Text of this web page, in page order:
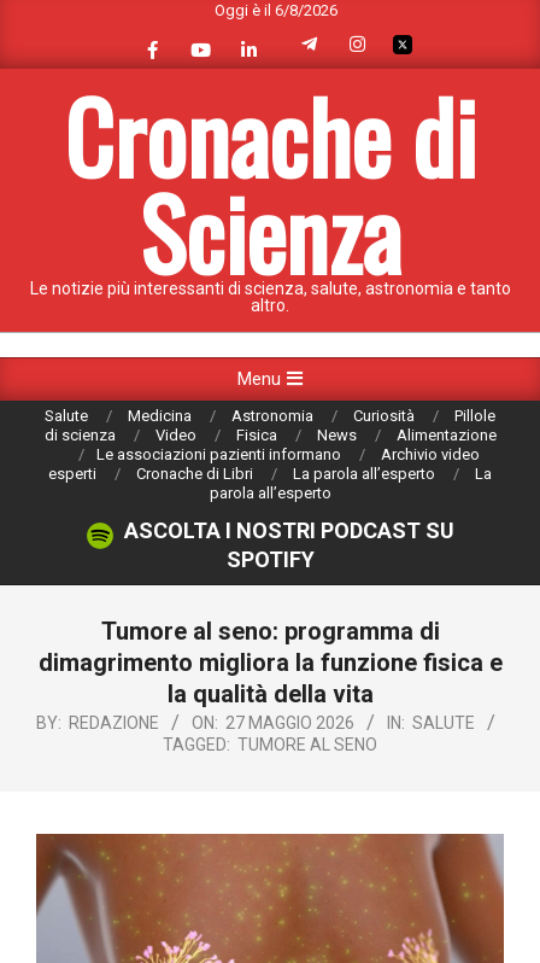
content
Oggi è il 6/8/2026
Cronache di
Scienza
Le notizie più interessanti di scienza, salute, astronomia e tanto
altro.
Navigation
Menu
Salute Medicina Astronomia Curiosità
Pillole
di scienza
Video Fisica News
Alimentazione
Le associazioni pazienti informano
Archivio video
esperti
Cronache di Libri La parola all’esperto
La
parola all’esperto
ASCOLTA I NOSTRI PODCAST SU
SPOTIFY
Tumore al seno: programma di
dimagrimento migliora la funzione fisica e
la qualità della vita
BY: REDAZIONE ON: 27 MAGGIO 2026 IN: SALUTE
TAGGED: TUMORE AL SENO